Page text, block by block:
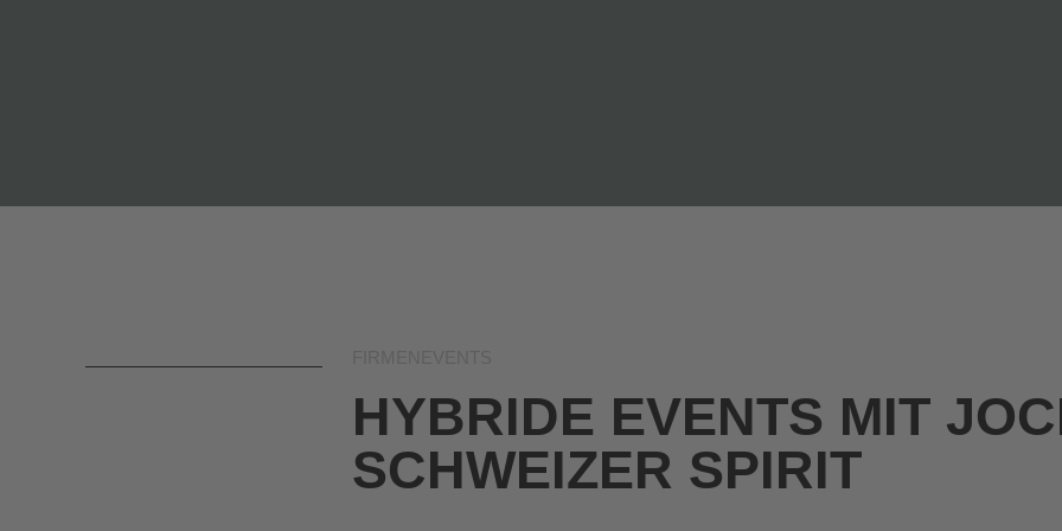
HYBRIDE EVENTS MIT
SCHWEIZER SPIRIT